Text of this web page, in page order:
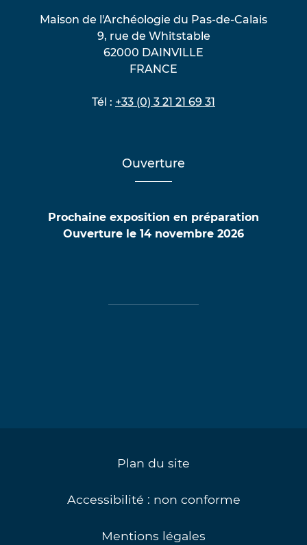
Maison de l'Archéologie du Pas-de-Calais
9, rue de Whitstable
62000 DAINVILLE
FRANCE
Tél : +33 (0) 3 21 21 69 31
Ouverture
Prochaine exposition en préparation
Ouverture le 14 novembre 2026
Plan du site
Accessibilité : non conforme
Mentions légales